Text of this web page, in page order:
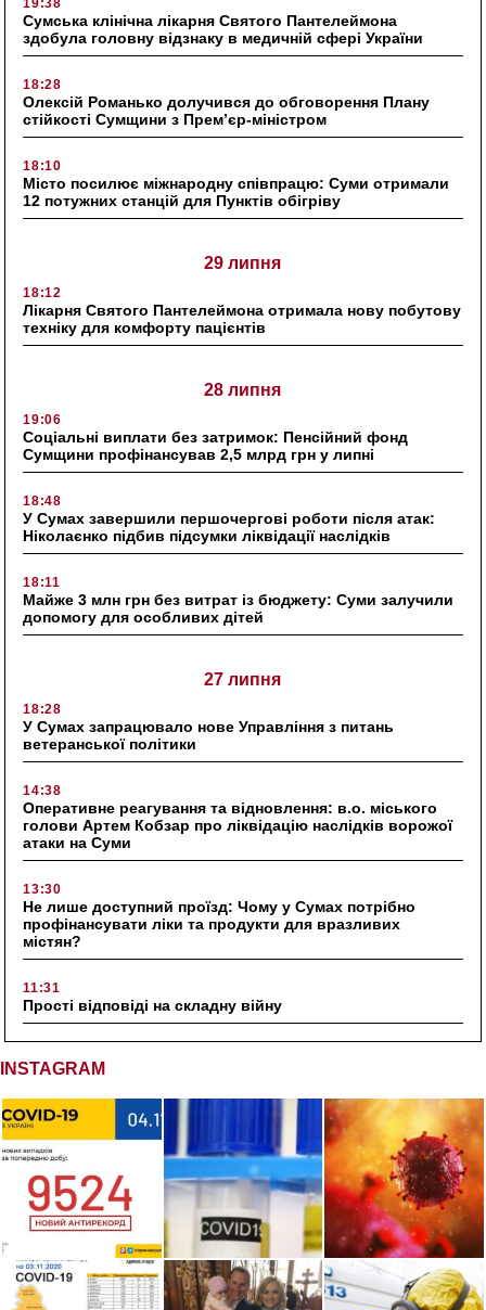
Сумська клінічна лікарня Святого Пантелеймона
здобула головну відзнаку в медичній сфері України
18:28
Олексій Романько долучився до обговорення Плану
стійкості Сумщини з Прем’єр-міністром
18:10
Місто посилює міжнародну співпрацю: Суми отримали
12 потужних станцій для Пунктів обігріву
29 липня
18:12
Лікарня Святого Пантелеймона отримала нову побутову
техніку для комфорту пацієнтів
28 липня
19:06
Соціальні виплати без затримок: Пенсійний фонд
Сумщини профінансував 2,5 млрд грн у липні
18:48
У Сумах завершили першочергові роботи після атак:
Ніколаєнко підбив підсумки ліквідації наслідків
18:11
Майже 3 млн грн без витрат із бюджету: Суми залучили
допомогу для особливих дітей
27 липня
18:28
У Сумах запрацювало нове Управління з питань
ветеранської політики
14:38
Оперативне реагування та відновлення: в.о. міського
голови Артем Кобзар про ліквідацію наслідків ворожої
атаки на Суми
13:30
Не лише доступний проїзд: Чому у Сумах потрібно
профінансувати ліки та продукти для вразливих
містян?
11:31
Прості відповіді на складну війну
INSTAGRAM